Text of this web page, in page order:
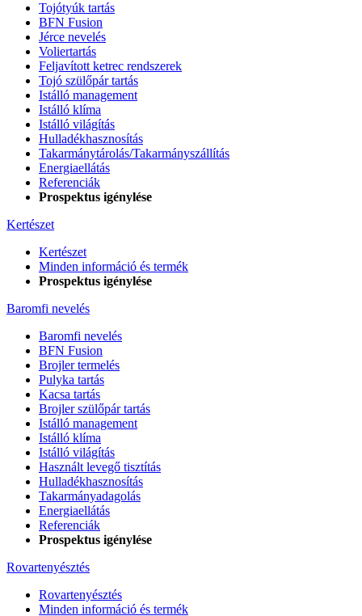
Tojótyúk tartás
BFN Fusion
Jérce nevelés
Voliertartás
Feljavított ketrec rendszerek
Tojó szülőpár tartás
Istálló management
Istálló klíma
Istálló világítás
Hulladékhasznosítás
Takarmánytárolás/Takarmányszállítás
Energiaellátás
Referenciák
Prospektus igénylése
Kertészet
Kertészet
Minden információ és termék
Prospektus igénylése
Baromfi nevelés
Baromfi nevelés
BFN Fusion
Brojler termelés
Pulyka tartás
Kacsa tartás
Brojler szülőpár tartás
Istálló management
Istálló klíma
Istálló világítás
Használt levegő tisztítás
Hulladékhasznosítás
Takarmányadagolás
Energiaellátás
Referenciák
Prospektus igénylése
Rovartenyésztés
Rovartenyésztés
Minden információ és termék